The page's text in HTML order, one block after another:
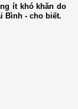
ít khó khăn do
Bình - cho biết.